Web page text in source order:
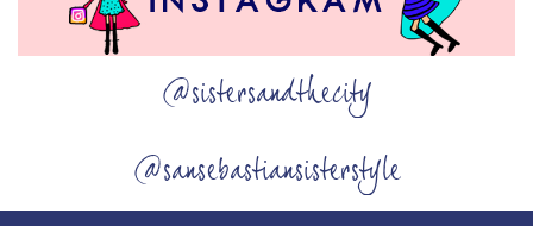
@sistersandthecity
@sansebastiansisterstyle